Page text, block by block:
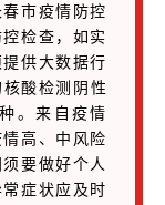
市疫情防控
检查，如实
供大数据行
酸检测阴性
。来自疫情
高、中风险
要做好个人
症状应及时